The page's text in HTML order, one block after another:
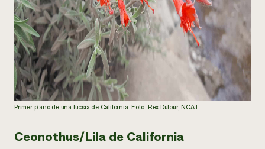
Primer plano de una fucsia de California. Foto: Rex Dufour, NCAT
Ceonothus/Lila de California